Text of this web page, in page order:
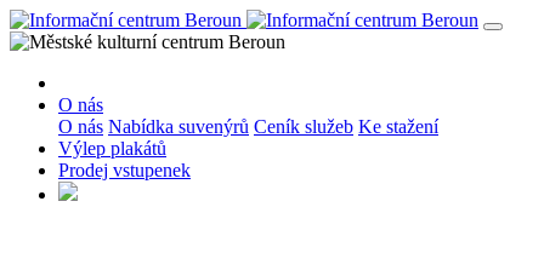
O nás
O nás Nabídka suvenýrů Ceník služeb Ke stažení
Výlep plakátů
Prodej vstupenek